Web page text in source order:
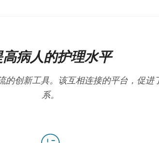
高病人的护理水平
创新工具。该互相连接的平台，促进
系。